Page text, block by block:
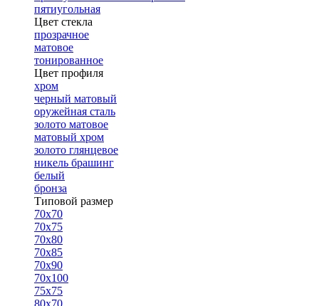
пятиугольная
Цвет стекла
прозрачное
матовое
тонированное
Цвет профиля
хром
черный матовый
оружейная сталь
золото матовое
матовый хром
золото глянцевое
никель брашинг
белый
бронза
Типовой размер
70х70
70х75
70х80
70х85
70х90
70х100
75х75
80х70